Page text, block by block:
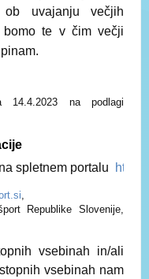
uvajanju večjih
bomo te v čim večji
na podlagi
spletnem portalu
Republike Slovenije,
vsebinah in/ali
vsebinah nam